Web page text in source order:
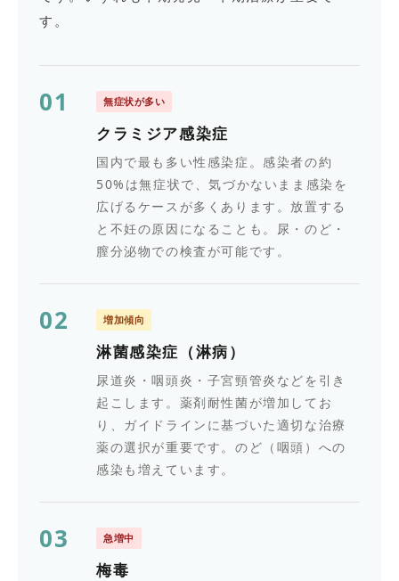
す。
01 無症状が多い
クラミジア感染症
国内で最も多い性感染症。感染者の約
50%は無症状で、気づかないまま感染を
広げるケースが多くあります。放置する
と不妊の原因になることも。尿・のど・
膣分泌物での検査が可能です。
02 増加傾向
淋菌感染症（淋病）
尿道炎・咽頭炎・子宮頸管炎などを引き
起こします。薬剤耐性菌が増加してお
り、ガイドラインに基づいた適切な治療
薬の選択が重要です。のど（咽頭）への
感染も増えています。
03 急増中
梅毒